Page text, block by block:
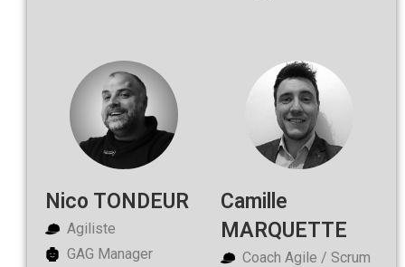
Nico TONDEUR
Agiliste
GAG Manager
Camille
MARQUETTE
Coach Agile / Scrum